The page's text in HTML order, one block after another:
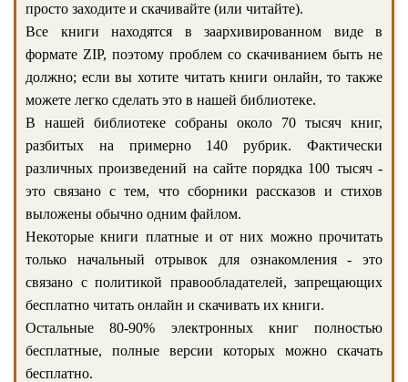
просто заходите и скачивайте (или читайте).
Все книги находятся в заархивированном виде в
формате ZIP, поэтому проблем со скачиванием быть не
должно; если вы хотите читать книги онлайн, то также
можете легко сделать это в нашей библиотеке.
В нашей библиотеке собраны около 70 тысяч книг,
разбитых на примерно 140 рубрик. Фактически
различных произведений на сайте порядка 100 тысяч -
это связано с тем, что сборники рассказов и стихов
выложены обычно одним файлом.
Некоторые книги платные и от них можно прочитать
только начальный отрывок для ознакомления - это
связано с политикой правообладателей, запрещающих
бесплатно читать онлайн и скачивать их книги.
Остальные 80-90% электронных книг полностью
бесплатные, полные версии которых можно скачать
бесплатно.